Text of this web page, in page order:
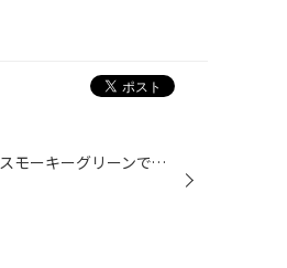
こんにちゎ。。。 趣味のネイルも夏～秋っぽいネイルに変更！ スモーキーグリーンで、一気に秋感♪ ポイントの薬指＆親指は茶色を入れたピーコックというデザイン。 残暑厳しいですが、ファッションはさきどり～ですが、 タイヤもさきどり～ まもなく９月１日より新商品スタッドレスVRX2が発売されま...